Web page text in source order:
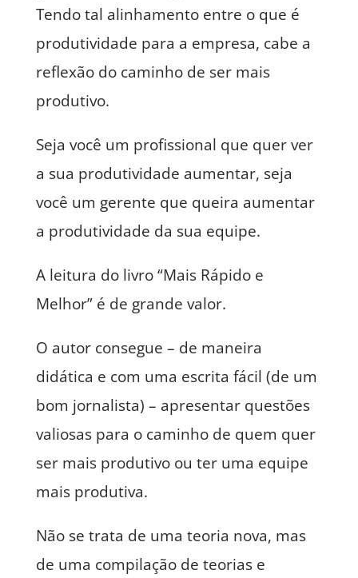
Tendo tal alinhamento entre o que é
produtividade para a empresa, cabe a
reflexão do caminho de ser mais
produtivo.
Seja você um profissional que quer ver
a sua produtividade aumentar, seja
você um gerente que queira aumentar
a produtividade da sua equipe.
A leitura do livro “Mais Rápido e
Melhor” é de grande valor.
O autor consegue – de maneira
didática e com uma escrita fácil (de um
bom jornalista) – apresentar questões
valiosas para o caminho de quem quer
ser mais produtivo ou ter uma equipe
mais produtiva.
Não se trata de uma teoria nova, mas
de uma compilação de teorias e